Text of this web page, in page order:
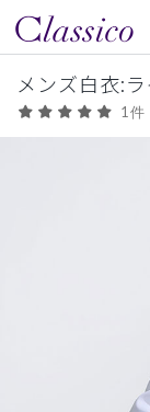
メンズ白衣:
1件